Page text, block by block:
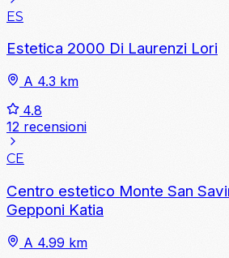
ES
Estetica 2000 Di Laurenzi Lori
A 4.3 km
4.8
12 recensioni
CE
Centro estetico Monte San
Gepponi Katia
A 4.99 km